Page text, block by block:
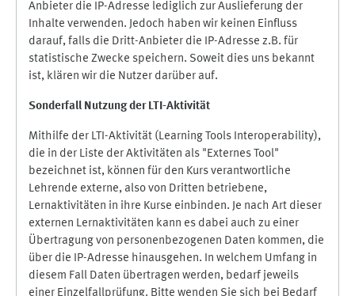
Anbieter die IP-Adresse lediglich zur Auslieferung der
Inhalte verwenden. Jedoch haben wir keinen Einfluss
darauf, falls die Dritt-Anbieter die IP-Adresse z.B. für
statistische Zwecke speichern. Soweit dies uns bekannt
ist, klären wir die Nutzer darüber auf.
Sonderfall Nutzung der LTI-Aktivität
Mithilfe der LTI-Aktivität (Learning Tools Interoperability),
die in der Liste der Aktivitäten als "Externes Tool"
bezeichnet ist, können für den Kurs verantwortliche
Lehrende externe, also von Dritten betriebene,
Lernaktivitäten in ihre Kurse einbinden. Je nach Art dieser
externen Lernaktivitäten kann es dabei auch zu einer
Übertragung von personenbezogenen Daten kommen, die
über die IP-Adresse hinausgehen. In welchem Umfang in
diesem Fall Daten übertragen werden, bedarf jeweils
einer Einzelfallprüfung. Bitte wenden Sie sich bei Bedarf